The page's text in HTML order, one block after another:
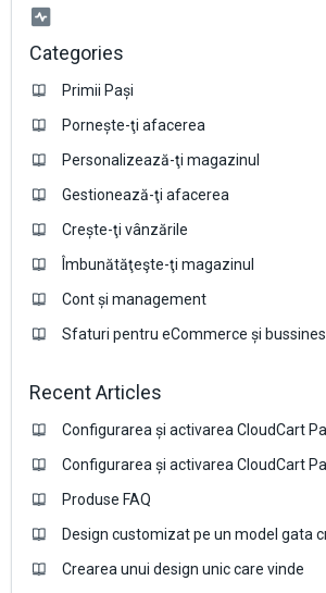
Categories
Primii Pași
Pornește-ţi afacerea
Personalizează-ţi magazinul
Gestionează-ţi afacerea
Crește-ţi vânzările
Îmbunătăţeşte-ţi magazinul
Cont și management
Sfaturi pentru eCommerce și bussines
Recent Articles
Configurarea și activarea CloudCart
Configurarea și activarea CloudCart
Produse FAQ
Design customizat pe un model gata
Crearea unui design unic care vinde